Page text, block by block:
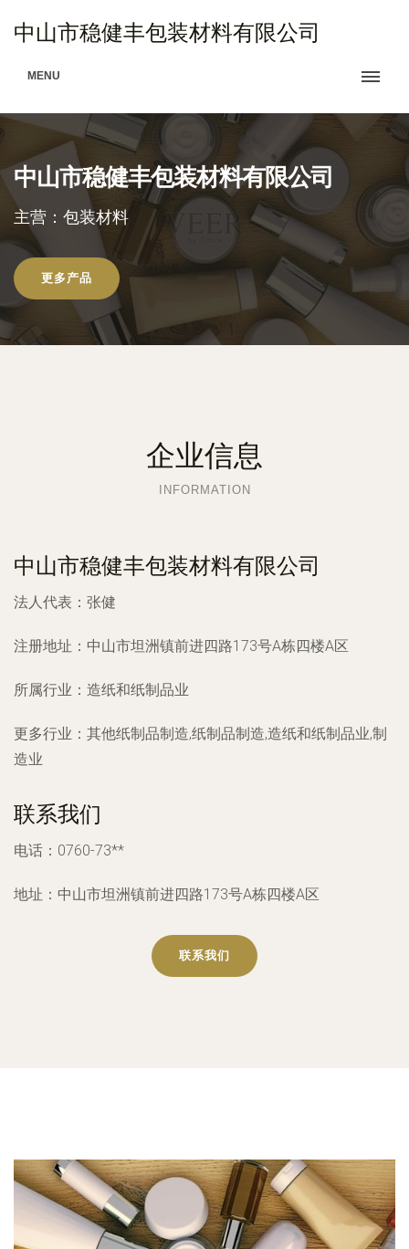
中山市稳健丰包装材料有限公司
MENU
中山市稳健丰包装材料有限公司
主营：包装材料
更多产品
企业信息
INFORMATION
中山市稳健丰包装材料有限公司
法人代表： 张健
注册地址： 中山市坦洲镇前进四路173号A栋四楼A区
所属行业： 造纸和纸制品业
更多行业： 其他纸制品制造,纸制品制造,造纸和纸制品业,制
造业
联系我们
电话：0760-73**
地址：中山市坦洲镇前进四路173号A栋四楼A区
联系我们